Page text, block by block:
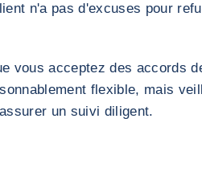
n'a pas d'excuses pour
vous acceptez des accords
flexible, mais
un suivi diligent.